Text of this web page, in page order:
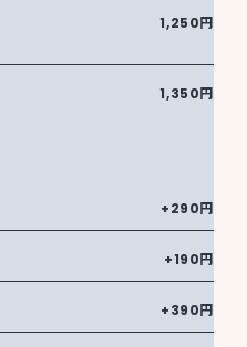
1,250円
1,350円
+290円
+190円
+390円